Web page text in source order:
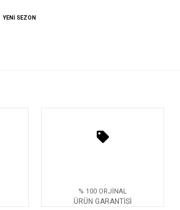
YENİ SEZON
% 100 ORJİNAL
ÜRÜN GARANTİSİ